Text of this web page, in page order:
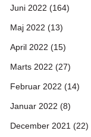
Juni 2022 (164)
Maj 2022 (13)
April 2022 (15)
Marts 2022 (27)
Februar 2022 (14)
Januar 2022 (8)
December 2021 (22)